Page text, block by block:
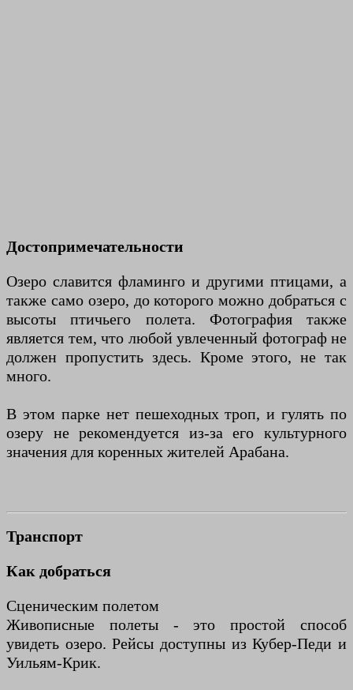
Достопримечательности
Озеро славится фламинго и другими птицами, а
также само озеро, до которого можно добраться с
высоты птичьего полета. Фотография также
является тем, что любой увлеченный фотограф не
должен пропустить здесь. Кроме этого, не так
много.
В этом парке нет пешеходных троп, и гулять по
озеру не рекомендуется из-за его культурного
значения для коренных жителей Арабана.
Транспорт
Как добраться
Сценическим полетом
Живописные полеты - это простой способ
увидеть озеро. Рейсы доступны из Кубер-Педи и
Уильям-Крик.